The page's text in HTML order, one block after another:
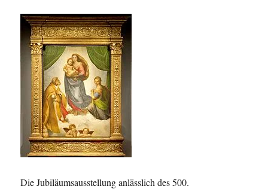
Die Jubiläumsausstellung anlässlich des 500.